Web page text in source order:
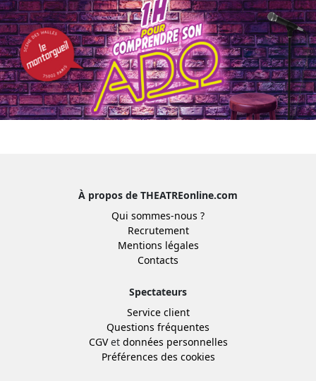
À propos de THEATREonline.com
Qui sommes-nous ?
Recrutement
Mentions légales
Contacts
Spectateurs
Service client
Questions fréquentes
CGVet données personnelles
Préférences des cookies